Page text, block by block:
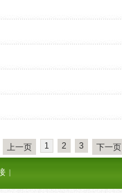
上一页 1 2 3 下一页
|